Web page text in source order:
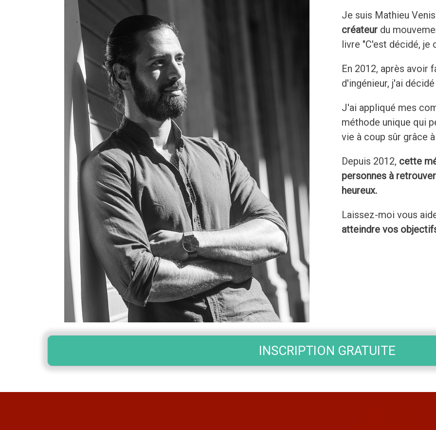
Je suis Mathieu
créateurdu
livre "C'est décidé, je
En 2012, après avoir
d'ingénieur, j'ai
J'ai appliqué mes
méthode unique qui
vie à coup sûr grâce
Depuis 2012, cette
personnes à
heureux.
Laissez-moi vous
atteindre vos
INSCRIPTION GRATUITE